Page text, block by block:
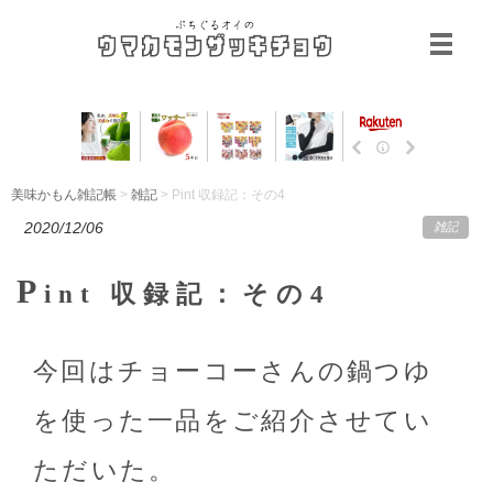
美味かもん雑記帳 > 雑記 > Pint 収録記：その4
2020/12/06 雑記
P int 収録記：その4
今回はチョーコーさんの鍋つゆ
を使った一品をご紹介させてい
ただいた。